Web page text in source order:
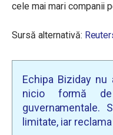
cele mai mari companii
Sursă alternativă:
Echipa Biziday
nicio formă
guvernamentale.
limitate, iar